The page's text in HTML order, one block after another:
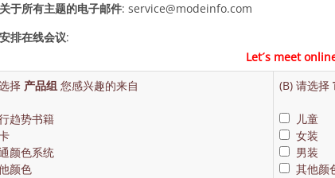
关于所有主题的电子邮件: service@modeinfo.com
安排在线会议:
Let´s meet
择 产品组您感兴趣的来自
趋势书籍
颜色系统
颜色
(B) 请选择
儿童
女装
男装
其他颜